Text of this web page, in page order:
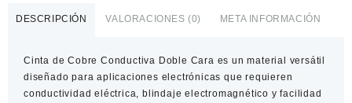
DESCRIPCIÓN VALORACIONES (0) META INFORMACIÓN
Cinta de Cobre Conductiva Doble Cara es un material versátil
diseñado para aplicaciones electrónicas que requieren
conductividad eléctrica, blindaje electromagnético y facilidad